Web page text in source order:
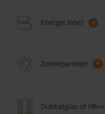
Energie label +
Zonnepanelen +
Dubbelglas of HR++